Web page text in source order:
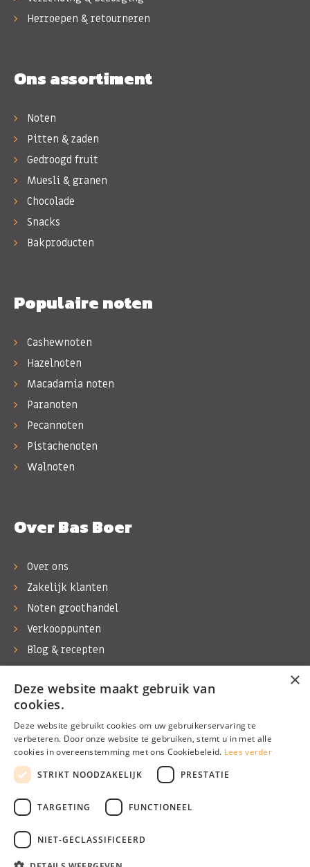
Herroepen & retourneren
Ons assortiment
Noten
Pitten & zaden
Gedroogd fruit
Muesli & granen
Chocolade
Snacks
Bakproducten
Populaire noten
Cashewnoten
Hazelnoten
Macadamia noten
Paranoten
Pecannoten
Pistachenoten
Walnoten
Over Bas Boer
Over ons
Zakelijk klanten
Noten groothandel
Verkooppunten
Blog & recepten
Werken bij Bas Boer Noten
Contact
©1974 - 2026 Bas Boer Noten
×
Deze website maakt gebruik van
cookies.
Deze website gebruikt cookies om uw gebruikerservaring te
verbeteren. Door onze website te gebruiken, stemt u in met alle
cookies in overeenstemming met ons Cookiebeleid. Lees verder
STRIKT NOODZAKELIJK
PRESTATIE
TARGETING FUNCTIONEEL
NIET-GECLASSIFICEERD